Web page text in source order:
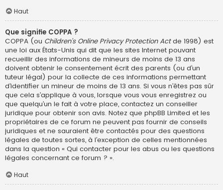
Haut
Que signifie COPPA ?
COPPA (ou Children’s Online Privacy Protection Actde 1998) est
une loi aux États-Unis qui dit que les sites Internet pouvant
recueillir des informations de mineurs de moins de 13 ans
doivent obtenir le consentement écrit des parents (ou d’un
tuteur légal) pour la collecte de ces informations permettant
d’identifier un mineur de moins de 13 ans. Si vous n’êtes pas sûr
que cela s’applique à vous, lorsque vous vous enregistrez ou
que quelqu’un le fait à votre place, contactez un conseiller
juridique pour obtenir son avis. Notez que phpBB Limited et les
propriétaires de ce forum ne peuvent pas fournir de conseils
juridiques et ne sauraient être contactés pour des questions
légales de toutes sortes, à l’exception de celles mentionnées
dans la question « Qui contacter pour les abus ou les questions
légales concernant ce forum ? ».
Haut